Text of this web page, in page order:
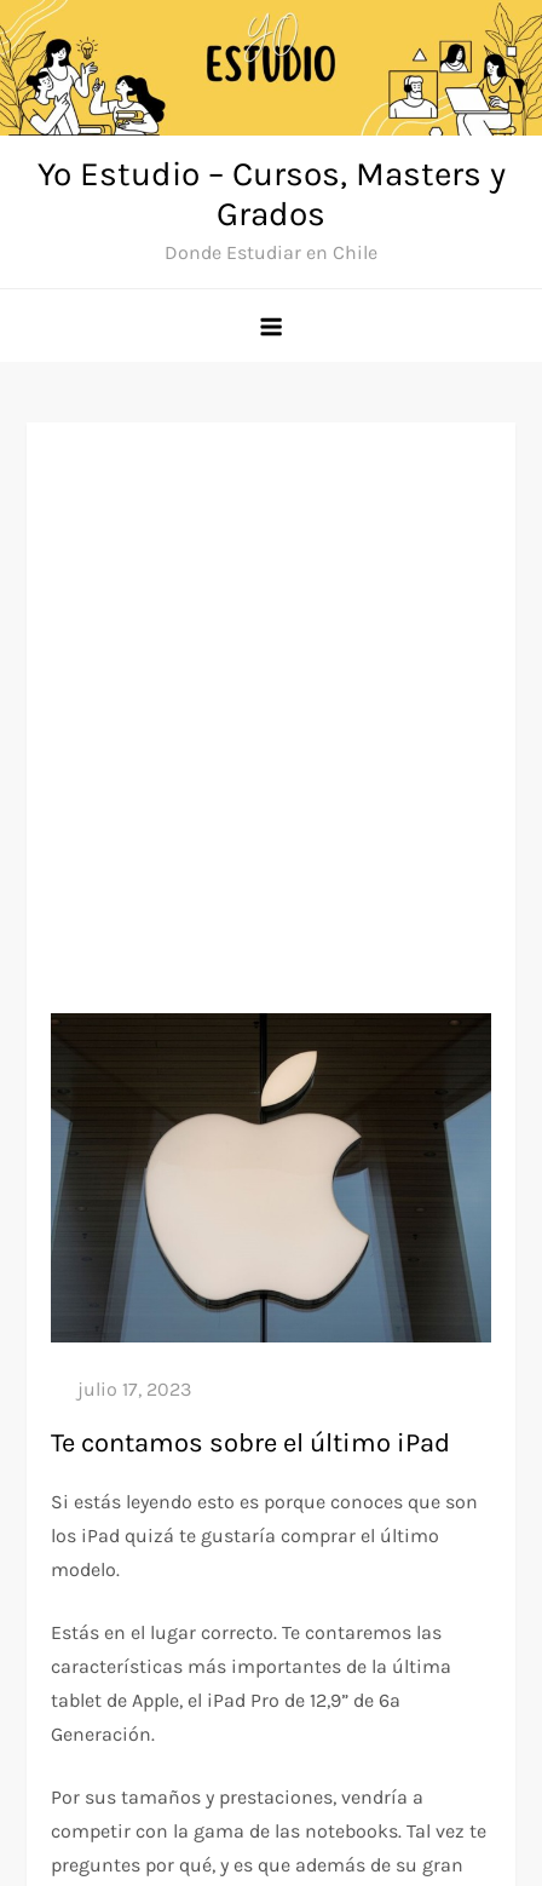
Saltar
al
contenido
Yo Estudio – Cursos, Masters y
Grados
Donde Estudiar en Chile
Te contamos sobre el último iPad
Si estás leyendo esto es porque conoces que son
los iPad quizá te gustaría comprar el último
modelo.
Estás en el lugar correcto. Te contaremos las
características más importantes de la última
tablet de Apple, el iPad Pro de 12,9” de 6a
Generación.
Por sus tamaños y prestaciones, vendría a
competir con la gama de las notebooks. Tal vez te
preguntes por qué, y es que además de su gran